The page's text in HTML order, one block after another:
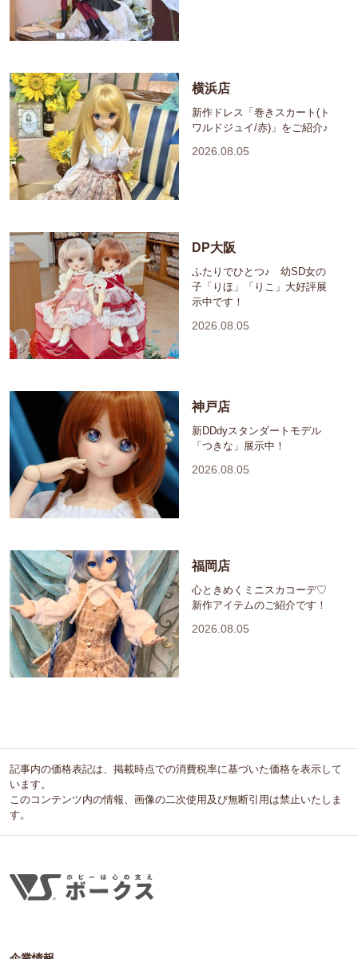
横浜店
新作ドレス「巻きスカート(ト
ワルドジュイ/赤)」をご紹介♪
2026.08.05
DP大阪
ふたりでひとつ♪ 幼SD女の
子「りほ」「りこ」大好評展
示中です！
2026.08.05
神戸店
新DDdyスタンダートモデル
「つきな」展示中！
2026.08.05
福岡店
心ときめくミニスカコーデ♡
新作アイテムのご紹介です！
2026.08.05
記事内の価格表記は、掲載時点での消費税率に基づいた価格を表示して
います。
このコンテンツ内の情報、画像の二次使用及び無断引用は禁止いたしま
す。